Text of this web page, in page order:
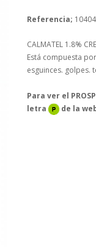
Referencia; 10404
CALMATEL 1.8%
Está compuesta
esguinces. golpes.
Para ver el
letra
de la